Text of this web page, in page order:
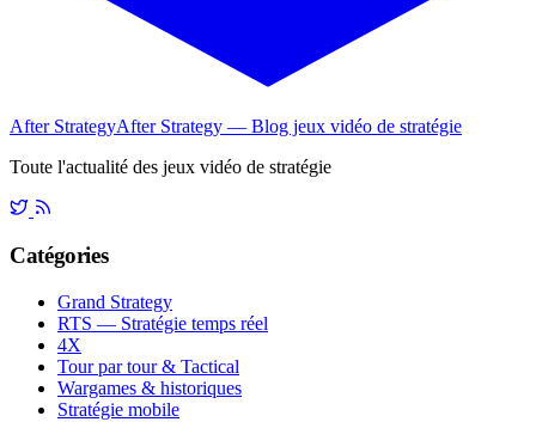
After StrategyAfter Strategy — Blog jeux vidéo de stratégie
Toute l'actualité des jeux vidéo de stratégie
Catégories
Grand Strategy
RTS — Stratégie temps réel
4X
Tour par tour & Tactical
Wargames & historiques
Stratégie mobile